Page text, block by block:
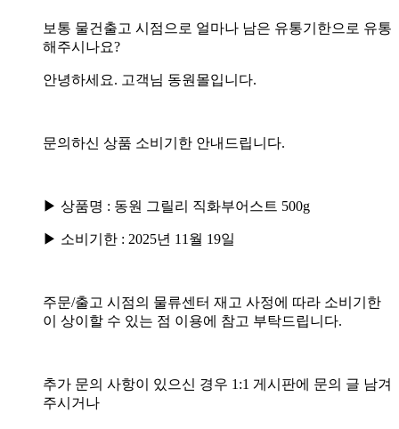
보통 물건출고 시점으로 얼마나 남은 유통기한으로 유통
해주시나요?
안녕하세요. 고객님 동원몰입니다.
문의하신 상품 소비기한 안내드립니다.
▶ 상품명 : 동원 그릴리 직화부어스트 500g
▶ 소비기한 : 2025년 11월 19일
주문/출고 시점의 물류센터 재고 사정에 따라 소비기한
이 상이할 수 있는 점 이용에 참고 부탁드립니다.
추가 문의 사항이 있으신 경우 1:1 게시판에 문의 글 남겨
주시거나